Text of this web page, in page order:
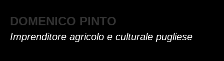
DOMENICO PINTO
Imprenditore agricolo e culturale pugliese